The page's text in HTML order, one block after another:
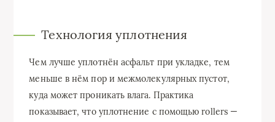
Технология уплотнения
Чем лучше уплотнён асфальт при укладке, тем
меньше в нём пор и межмолекулярных пустот,
куда может проникать влага. Практика
показывает, что уплотнение с помощью rollers —